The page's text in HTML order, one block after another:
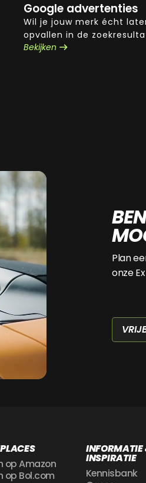
Google advertenties
Wil je jouw merk écht
opvallen in de
Bekijken
Plan
onze
op Amazon
op Bol.com
INFORMATIE
INSPIRATIE
Kennisbank